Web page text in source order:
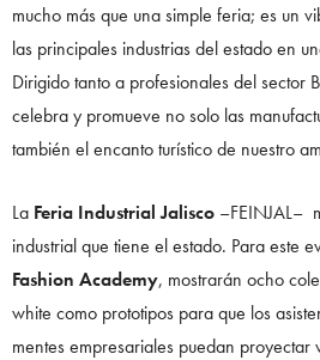
mucho más que una simple feria; es un
las principales industrias del estado en
Dirigido tanto a profesionales del sector
celebra y promueve no solo las
también el encanto turístico de nuestro
La Feria Industrial Jalisco –FEINJAL–
industrial que tiene el estado. Para este
Fashion Academy, mostrarán ocho
white como prototipos para que los
mentes empresariales puedan proyectar